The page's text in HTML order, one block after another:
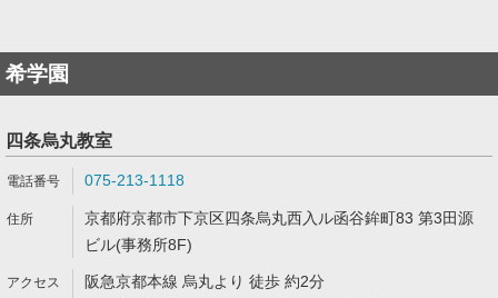
希学園
四条烏丸教室
075-213-1118
京都府京都市下京区四条烏丸西入ル函谷鉾町83 第3田源
ビル(事務所8F)
阪急京都本線 烏丸より 徒歩 約2分